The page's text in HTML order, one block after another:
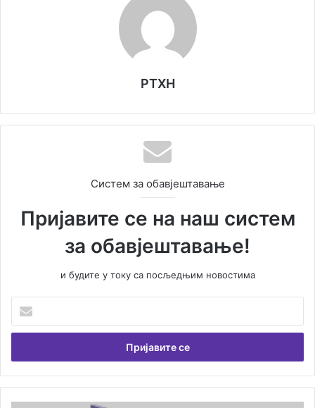
РТХН
Систем за обавјештавање
Пријавите се на наш систем
за обавјештавање!
и будите у току са посљедњим новостима
Вашу
емаил